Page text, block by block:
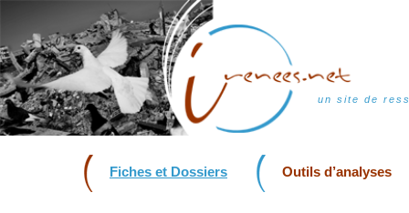
un site de
Fiches et Dossiers Outils d’analyses